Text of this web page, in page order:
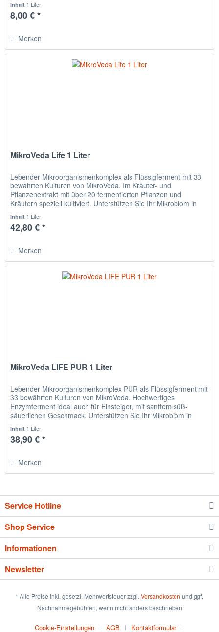
Inhalt 1 Liter
8,00 € *
Merken
MikroVeda Life 1 Liter
Lebender Mikroorganismenkomplex als Flüssigferment mit 33
bewährten Kulturen von MikroVeda. Im Kräuter- und
Pflanzenextrakt mit über 20 fermentierten Pflanzen und
Kräutern speziell kultiviert. Unterstützen Sie Ihr Mikrobiom in
Inhalt 1 Liter
42,80 € *
Merken
MikroVeda LIFE PUR 1 Liter
Lebender Mikroorganismenkomplex PUR als Flüssigferment mit
33 bewährten Kulturen von MikroVeda. Hochwertiges
Enzymferment ideal auch für Einsteiger, mit sanftem süß-
säuerlichen Geschmack. Unterstützen Sie Ihr Mikrobiom in
Inhalt 1 Liter
38,90 € *
Merken
Service Hotline
Shop Service
Informationen
Newsletter
* Alle Preise inkl. gesetzl. Mehrwertsteuer zzgl.Versandkosten und ggf.
Nachnahmegebühren, wenn nicht anders beschrieben
Cookie-Einstellungen AGB Kontaktformular